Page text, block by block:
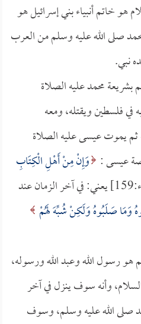
هو خاتم أنبياء بني إسرائيل هو
صلى الله عليه وسلم من العرب
نبي.
محمد عليه الصلاة
في فلسطين ويقتله، ومعه
يموت عيسى عليه الصلاة
عيسى : وَإِنْ مِنْ أَهْلِ الْكِتَابِ
[النساء:159] يعني: في آخر الزمان عند
وَمَا صَلَبُوهُ وَلَكِنْ شُبِّهَ لَهُمْ
رسول الله وعبد الله ورسوله،
وأنه سوف ينزل في آخر
صلى الله عليه وسلم، وسوف